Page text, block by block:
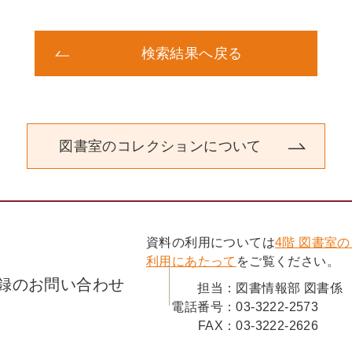
検索結果へ戻る
図書室のコレクションについて
のお問い合わせ
資料の利用については4階 図書室
利用にあたって をご覧ください。
担当： 図書情報部 図書係
電話番号：03-3222-2573
FAX：03-3222-2626